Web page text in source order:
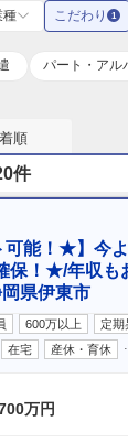
種 こだわり 1
パート・アル
順
件
可能！★】今
保！★/年収も
県伊東市
600万以上 定期
在宅 産休・育休
万円